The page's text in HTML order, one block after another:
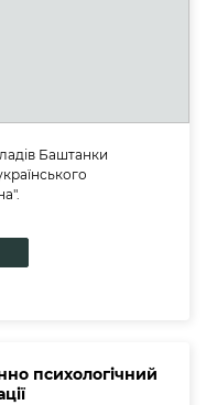
Баштанки
психологічний